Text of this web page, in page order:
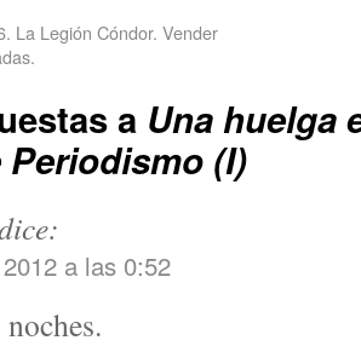
La Legión Cóndor. Vender
a Una huelga
(I)
a las 0:52